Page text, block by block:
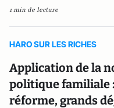
1 min de lecture
HARO SUR LES RICHES
Application de la
politique familiale
réforme, grands